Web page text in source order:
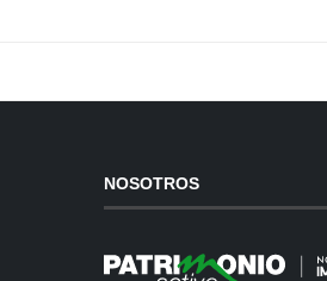
NOSOTROS